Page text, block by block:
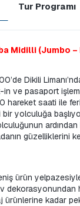
Tur Programı
Midilli (Jumbo
Dikili
ve pasaport
hareket saati ile
yolculuğa
ardından
güzelliklerini
dekorasyonundan
ürünlerine kadar